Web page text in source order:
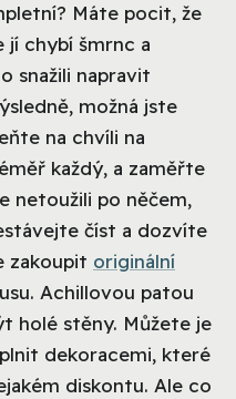
Máte pocit, že
jí chybí šmrnc a
snažili napravit
možná jste
na chvíli na
každý, a zaměřte
netoužili po něčem,
číst a dozvíte
zakoupit originální
Achillovou patou
holé stěny. Můžete je
dekoracemi, které
diskontu. Ale co